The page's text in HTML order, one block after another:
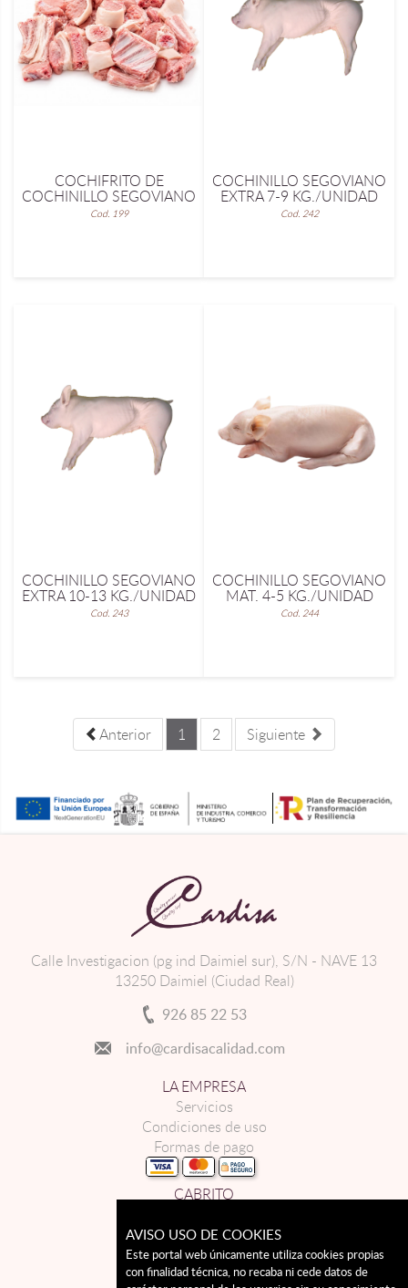
COCHIFRITO DE
COCHINILLO SEGOVIANO
Cod. 199
COCHINILLO SEGOVIANO
EXTRA 7-9 KG./UNIDAD
Cod. 242
COCHINILLO SEGOVIANO
EXTRA 10-13 KG./UNIDAD
Cod. 243
COCHINILLO SEGOVIANO
MAT. 4-5 KG./UNIDAD
Cod. 244
Anterior 1 2 Siguiente
Calle Investigacion (pg ind Daimiel sur), S/N - NAVE 13
13250 Daimiel (Ciudad Real)
926 85 22 53
info@cardisacalidad.com
LA EMPRESA
Servicios
Condiciones de uso
Formas de pago
CABRITO
LECHAL
CONTACTO
AVISO USO DE COOKIES
Este portal web únicamente utiliza cookies propias
con finalidad técnica, no recaba ni cede datos de